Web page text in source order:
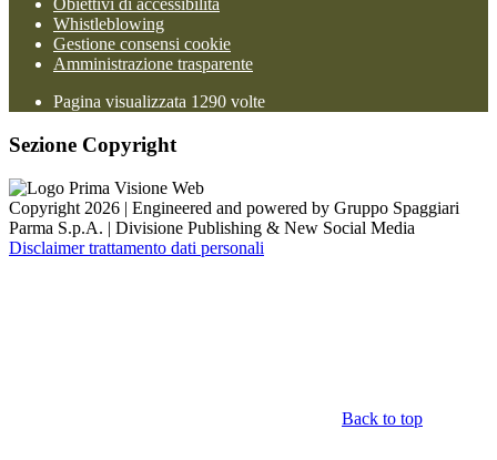
Obiettivi di accessibilità
Whistleblowing
Gestione consensi cookie
Amministrazione trasparente
Pagina visualizzata 1290 volte
Sezione Copyright
Copyright 2026 | Engineered and powered by Gruppo Spaggiari
Parma S.p.A. | Divisione Publishing & New Social Media
Disclaimer trattamento dati personali
Back to top